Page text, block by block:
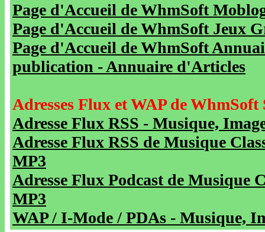
Page d'Accueil de WhmSoft
Page d'Accueil de WhmSoft Jeux
Page d'Accueil de WhmSoft
publication - Annuaire d'Articles
Adresses Flux et WAP de WhmSoft
Adresse Flux RSS - Musique,
Adresse Flux RSS de Musique
MP3
Adresse Flux Podcast de Musique
MP3
WAP / I-Mode / PDAs - Musique,